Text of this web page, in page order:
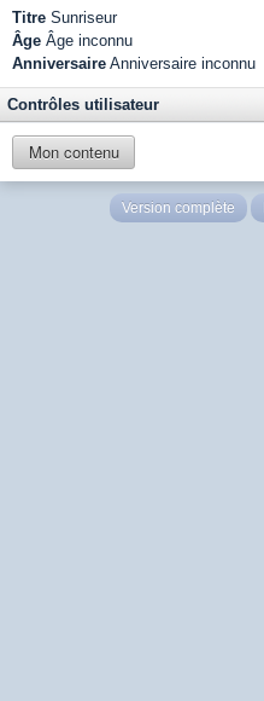
Titre Sunriseur
Âge Âge inconnu
Anniversaire Anniversaire inconnu
Contrôles utilisateur
Mon contenu
Version complète